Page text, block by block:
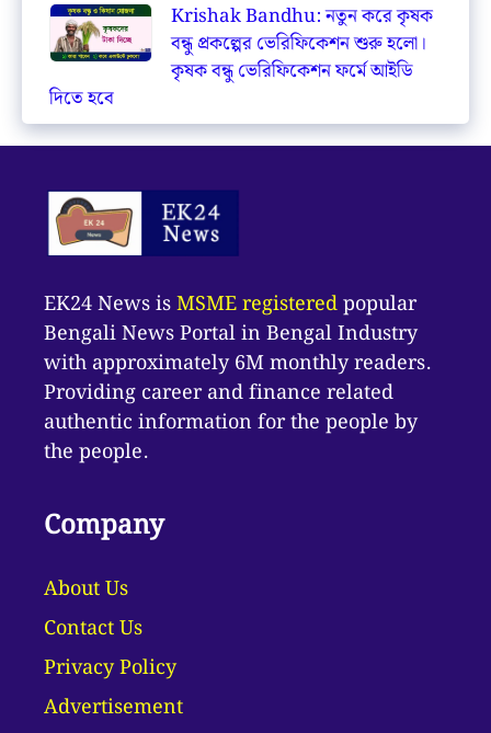
Krishak Bandhu: নতুন করে কৃষক
বন্ধু প্রকল্পের ভেরিফিকেশন শুরু হলো।
কৃষক বন্ধু ভেরিফিকেশন ফর্মে আইডি
দিতে হবে
EK24 News isMSME registeredpopular
Bengali News Portal in Bengal Industry
with approximately 6M monthly readers.
Providing career and finance related
authentic information for the people by
the people.
Company
About Us
Contact Us
Privacy Policy
Advertisement